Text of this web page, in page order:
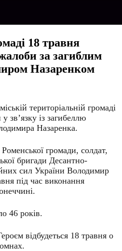
18 травня
за загиблим
Назаренком
територіальній громаді
зв’язку із загибеллю
Назаренка.
громади, солдат,
бригади Десантно-
сил України Володимир
під час виконання
46 років.
відбудеться 18 травня о